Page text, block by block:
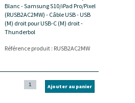
Blanc - Samsung S10/iPad Pro/Pixel
(RUSB2AC2MW) - Câble USB - USB
(M) droit pour USB-C (M) droit -
Thunderbol
Référence produit : RUSB2AC2MW
Ajouter au panier